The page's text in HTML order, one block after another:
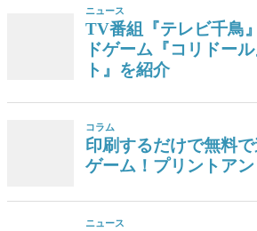
ニュース
TV番組『テレビ千鳥
ドゲーム『コリドー
ト』を紹介
コラム
印刷するだけで無料
ゲーム！プリントア
ニュース